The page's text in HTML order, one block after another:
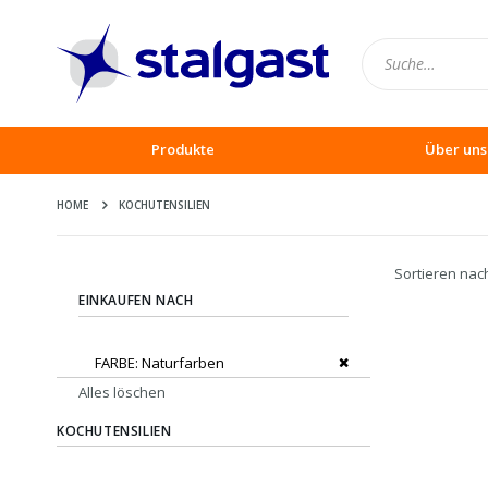
Produkte Über uns
HOME KOCHUTENSILIEN
Sortieren
EINKAUFEN NACH
FARBE Naturfarben
Dies entfernen
Alles löschen
KOCHUTENSILIEN